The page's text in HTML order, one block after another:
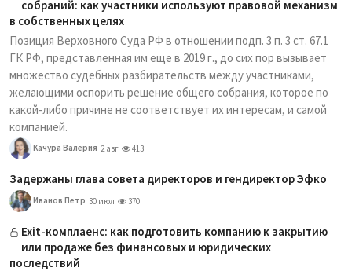
собраний: как участники используют правовой механизм
в собственных целях
Позиция Верховного Суда РФ в отношении подп. 3 п. 3 ст. 67.1
ГК РФ, представленная им еще в 2019 г., до сих пор вызывает
множество судебных разбирательств между участниками,
желающими оспорить решение общего собрания, которое по
какой-либо причине не соответствует их интересам, и самой
компанией.
Качура Валерия 2 авг 413
Задержаны глава совета директоров и гендиректор Эфко
Иванов Петр 30 июл 370
Exit-комплаенс: как подготовить компанию к закрытию
или продаже без финансовых и юридических
последствий